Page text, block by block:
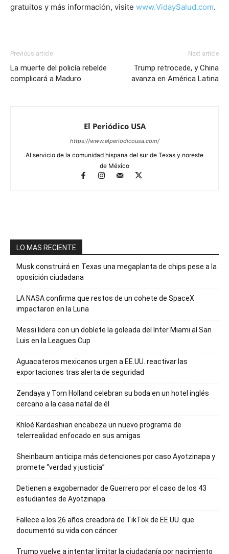
gratuitos y más información, visite www.VidaySalud.com.
Previous article
La muerte del policía rebelde
complicará a Maduro
Next article
Trump retrocede, y China
avanza en América Latina
El Periódico USA
https://www.elperiodicousa.com/
Al servicio de la comunidad hispana del sur de Texas y noreste
de México
LO MAS RECIENTE
Musk construirá en Texas una megaplanta de chips pese a la
oposición ciudadana
LA NASA confirma que restos de un cohete de SpaceX
impactaron en la Luna
Messi lidera con un doblete la goleada del Inter Miami al San
Luis en la Leagues Cup
Aguacateros mexicanos urgen a EE.UU. reactivar las
exportaciones tras alerta de seguridad
Zendaya y Tom Holland celebran su boda en un hotel inglés
cercano a la casa natal de él
Khloé Kardashian encabeza un nuevo programa de
telerrealidad enfocado en sus amigas
Sheinbaum anticipa más detenciones por caso Ayotzinapa y
promete “verdad y justicia”
Detienen a exgobernador de Guerrero por el caso de los 43
estudiantes de Ayotzinapa
Fallece a los 26 años creadora de TikTok de EE.UU. que
documentó su vida con cáncer
Trump vuelve a intentar limitar la ciudadanía por nacimiento